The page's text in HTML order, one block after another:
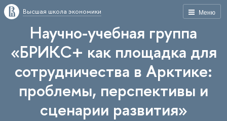
Меню
Высшая школа экономики
Научно-учебная группа
«БРИКС+ как площадка для
сотрудничества в Арктике:
проблемы, перспективы и
сценарии развития»